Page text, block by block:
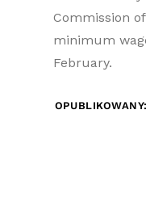
Commission
minimum
February.